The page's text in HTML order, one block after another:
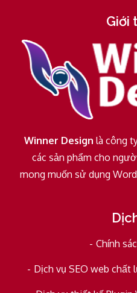
Giới
Winner Design là công
các sản phẩm cho
mong muốn sử dụng
Chính
Dịch vụ SEO web chất